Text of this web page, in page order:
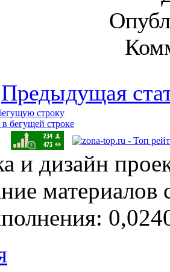
Предыдущая
и дизайн
материалов